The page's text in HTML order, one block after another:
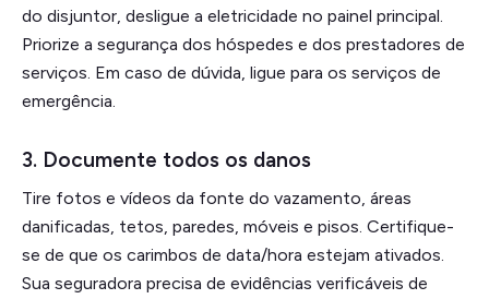
do disjuntor, desligue a eletricidade no painel principal.
Priorize a segurança dos hóspedes e dos prestadores de
serviços. Em caso de dúvida, ligue para os serviços de
emergência.
3. Documente todos os danos
Tire fotos e vídeos da fonte do vazamento, áreas
danificadas, tetos, paredes, móveis e pisos. Certifique-
se de que os carimbos de data/hora estejam ativados.
Sua seguradora precisa de evidências verificáveis de